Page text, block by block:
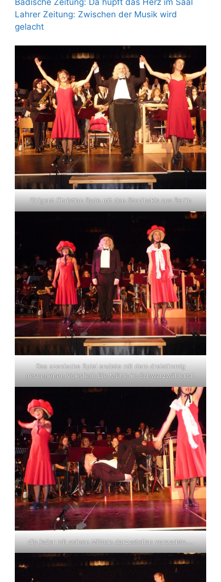
Lahrer Zeitung: Zwischen der Musik wird
gelacht
Dirigent Christian Sade mit den Stepinskis aus Berlin
Das szenische Spiel endete mit dem dreistimmig
gesungenen Volkslied: Die Mühle im Schwarzwäldertal.
die jeder mit seinen Mitteln darzustellen versuchte….